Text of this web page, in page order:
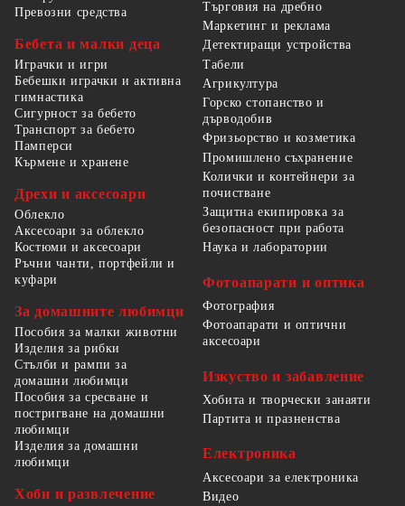
Превозни средства
Бебета и малки деца
Играчки и игри
Бебешки играчки и активна
гимнастика
Сигурност за бебето
Транспорт за бебето
Памперси
Кърмене и хранене
Дрехи и аксесоари
Облекло
Аксесоари за облекло
Костюми и аксесоари
Ръчни чанти, портфейли и
куфари
За домашните любимци
Пособия за малки животни
Изделия за рибки
Стълби и рампи за
домашни любимци
Пособия за сресване и
постригване на домашни
любимци
Изделия за домашни
любимци
Хоби и развлечение
Търговия на дребно
Маркетинг и реклама
Детектиращи устройства
Табели
Агрикултура
Горско стопанство и
дърводобив
Фризьорство и козметика
Промишлено съхранение
Колички и контейнери за
почистване
Защитна екипировка за
безопасност при работа
Наука и лаборатории
Фотоапарати и оптика
Фотография
Фотоапарати и оптични
аксесоари
Изкуство и забавление
Хобита и творчески занаяти
Партита и празненства
Електроника
Аксесоари за електроника
Видео